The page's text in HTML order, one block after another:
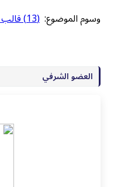
وسوم الموضوع:(13) قالب ووردبريس اخباري
العضو الشرفي